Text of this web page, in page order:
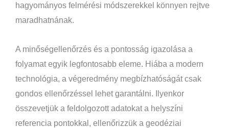
hagyományos felmérési módszerekkel könnyen rejtve
maradhatnának.
A minőségellenőrzés és a pontosság igazolása a
folyamat egyik legfontosabb eleme. Hiába a modern
technológia, a végeredmény megbízhatóságát csak
gondos ellenőrzéssel lehet garantálni. Ilyenkor
összevetjük a feldolgozott adatokat a helyszíni
referencia pontokkal, ellenőrizzük a geodéziai